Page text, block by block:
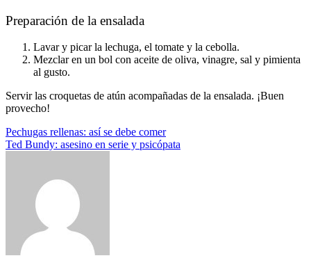
Preparación de la ensalada
Lavar y picar la lechuga, el tomate y la cebolla.
Mezclar en un bol con aceite de oliva, vinagre, sal y pimienta
al gusto.
Servir las croquetas de atún acompañadas de la ensalada. ¡Buen
provecho!
Navegación
de
Pechugas rellenas: así se debe comer
Ted Bundy: asesino en serie y psicópata